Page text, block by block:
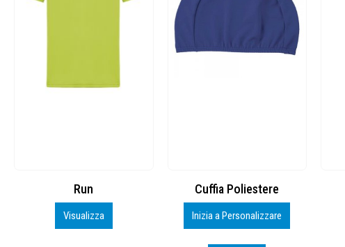
Cuffia Poliestere
Inizia a Personalizzare
BS600 – 5139960
Personalizza